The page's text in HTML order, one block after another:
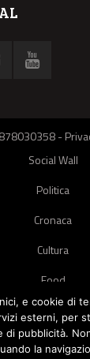
-
Social Wall
Politica
Cronaca
Cultura
Food
Green
Pets
e cookie di
esterni, per
di pubblicità.
la